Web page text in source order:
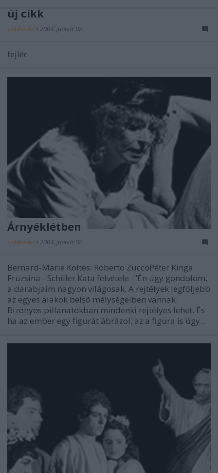
új cikk
szinhazhu • 2004. január 02.
fejléc
Árnyéklétben
szinhazhu • 2004. január 02.
Bernard-Marie Koltés: Roberto ZuccoPéter Kinga
Fruzsina - Schiller Kata felvétele -"Én úgy gondolom,
a darabjaim nagyon világosak. A rejtélyek legföljebb
az egyes alakok belsõ mélységeiben vannak.
Bizonyos pillanatokban mindenki rejtélyes lehet. És
ha az ember egy figurát ábrázol, az a figura is úgy…